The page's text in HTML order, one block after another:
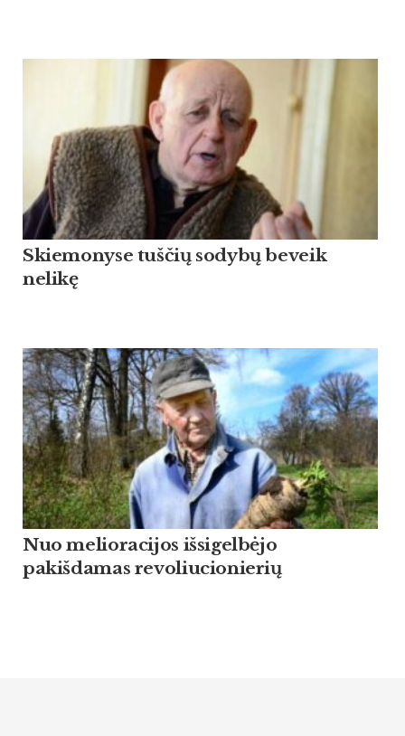
Skiemonyse tuščių sodybų beveik
nelikę
Nuo melioracijos išsigelbėjo
pakišdamas revoliucionierių